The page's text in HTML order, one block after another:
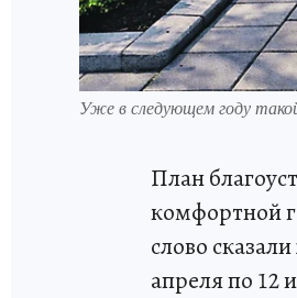
Уже в следующем году
План
комфортной
слово
апреля по 12